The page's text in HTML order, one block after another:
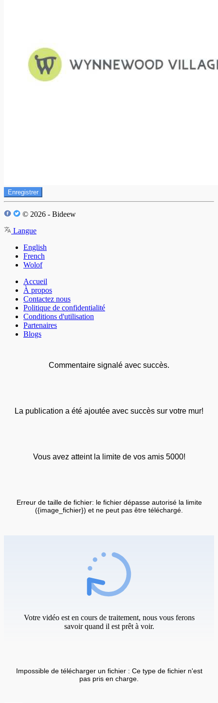
Enregistrer
© 2026 - Bideew
Langue
English
French
Wolof
Accueil
À propos
Contactez nous
Politique de confidentialité
Conditions d'utilisation
Partenaires
Blogs
Commentaire signalé avec succès.
La publication a été ajoutée avec succès sur votre mur!
Vous avez atteint la limite de vos amis 5000!
Erreur de taille de fichier: le fichier dépasse autorisé la limite
({image_fichier}) et ne peut pas être téléchargé.
Votre vidéo est en cours de traitement, nous vous ferons
savoir quand il est prêt à voir.
Impossible de télécharger un fichier : Ce type de fichier n'est
pas pris en charge.